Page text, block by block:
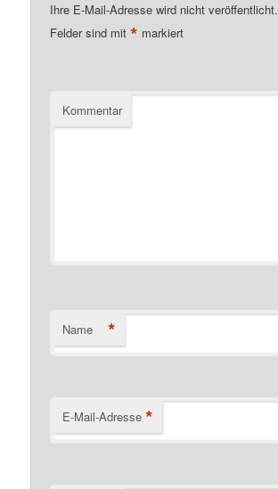
Ihre E-Mail-Adresse wird nicht veröffentlicht.
Felder sind mit* markiert
Kommentar
Name *
E-Mail-Adresse *